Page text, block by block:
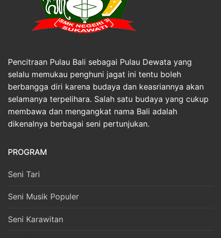
Pencitraan Pulau Bali sebagai Pulau Dewata yang
selalu memukau penghuni jagat ini tentu boleh
berbangga diri karena budaya dan keasriannya akan
selamanya terpelihara. Salah satu budaya yang cukup
membawa dan mengangkat nama Bali adalah
dikenalnya berbagai seni pertunjukan.
PROGRAM
Seni Tari
Seni Musik Populer
Seni Karawitan